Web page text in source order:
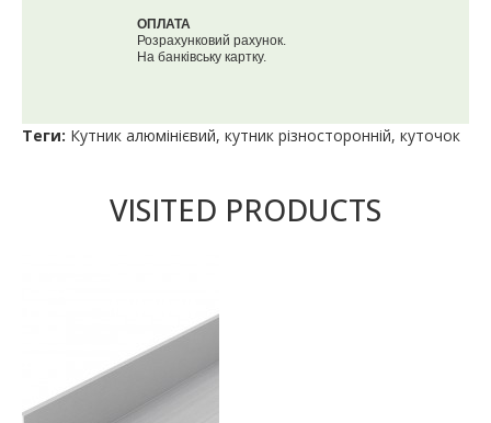
ОПЛАТА
Розрахунковий рахунок.
На банківську картку.
Теги: Кутник алюмінієвий, кутник різносторонній, куточок
VISITED PRODUCTS